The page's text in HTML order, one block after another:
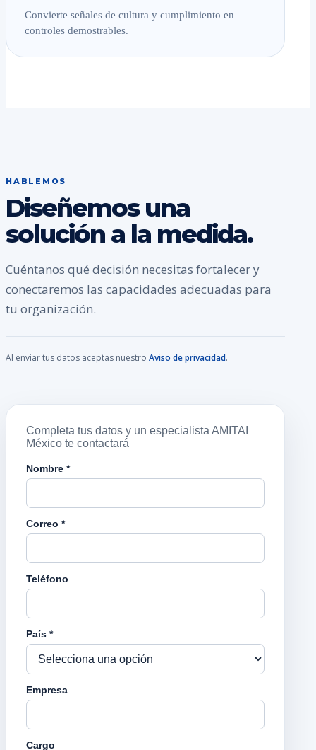
Convierte señales de cultura y cumplimiento en
controles demostrables.
HABLEMOS
Diseñemos una
solución a la medida.
Cuéntanos qué decisión necesitas fortalecer y
conectaremos las capacidades adecuadas para
tu organización.
Al enviar tus datos aceptas nuestro Aviso de privacidad.